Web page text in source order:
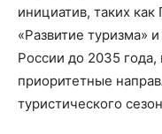
инициатив, таких
«Развитие туризма»
России до 2035
приоритетные
туристического